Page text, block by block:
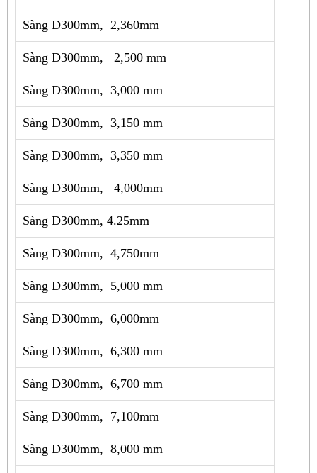
Sàng D300mm, 2,360mm
Sàng D300mm, 2,500 mm
Sàng D300mm, 3,000 mm
Sàng D300mm, 3,150 mm
Sàng D300mm, 3,350 mm
Sàng D300mm, 4,000mm
Sàng D300mm, 4.25mm
Sàng D300mm, 4,750mm
Sàng D300mm, 5,000 mm
Sàng D300mm, 6,000mm
Sàng D300mm, 6,300 mm
Sàng D300mm, 6,700 mm
Sàng D300mm, 7,100mm
Sàng D300mm, 8,000 mm